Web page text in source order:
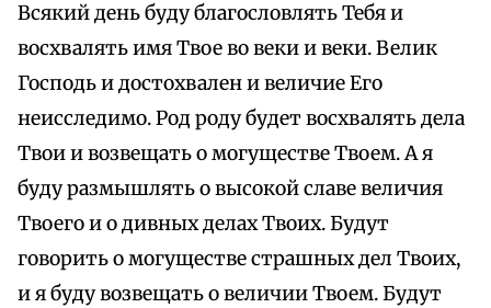
Всякий день буду благословлять Тебя и
восхвалять имя Твое во веки и веки. Велик
Господь и достохвален и величие Его
неисследимо. Род роду будет восхвалять дела
Твои и возвещать о могуществе Твоем. А я
буду размышлять о высокой славе величия
Твоего и о дивных делах Твоих. Будут
говорить о могуществе страшных дел Твоих,
и я буду возвещать о величии Твоем. Будут